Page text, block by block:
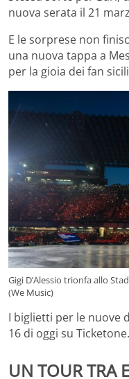
nuova serata il 21
E le sorprese non
una nuova tappa a
per la gioia dei fan
Gigi D’Alessio trionfa allo
(We Music)
I biglietti per le nuove
16 di oggi su
UN TOUR TRA